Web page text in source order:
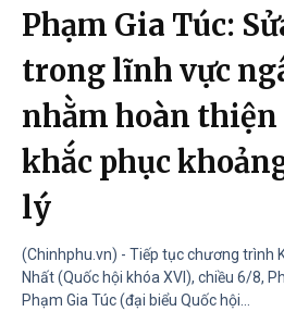
Phạm Gia Túc:
trong lĩnh vực
nhằm hoàn thiện
khắc phục
lý
(Chinhphu.vn) - Tiếp tục chương trình
Nhất (Quốc hội khóa XVI), chiều 6/8,
Phạm Gia Túc (đại biểu Quốc hội...